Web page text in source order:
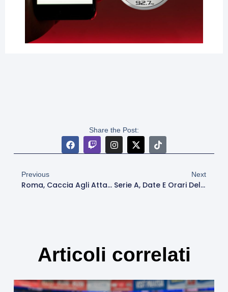
Share the Post:
Previous
Roma, Caccia Agli Attaccanti: Nel Mirino Kalimuendo Ed Emegha Per L’attacco Di Gasperini
Next
Serie A, Date E Orari Delle Prime Tre Giornate: Roma-Bologna Sabato 23 Agosto Alle 20.45
Articoli correlati